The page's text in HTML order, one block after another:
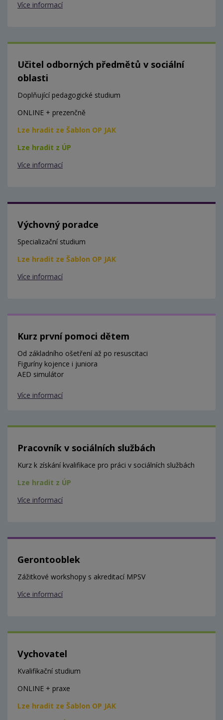
Více informací
Učitel odborných předmětů v sociální
oblasti
Doplňující pedagogické studium
ONLINE + prezenčně
Lze hradit ze Šablon OP JAK
Lze hradit z ÚP
Více informací
Výchovný poradce
Specializační studium
Lze hradit ze Šablon OP JAK
Více informací
Kurz první pomoci dětem
Od základního ošetření až po resuscitaci
Figuríny kojence i juniora
AED simulátor
Více informací
Pracovník v sociálních službách
Kurz k získání kvalifikace pro práci v sociálních službách
Lze hradit z ÚP
Více informací
Gerontooblek
Zážitkové workshopy s akreditací MPSV
Více informací
Vychovatel
Kvalifikační studium
ONLINE + praxe
Lze hradit ze Šablon OP JAK